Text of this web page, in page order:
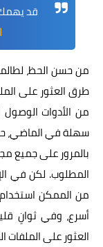
قد
من حسن الحظ،
طرق العثور على
من الأدوات
سهلة في الماضي،
بالمرور على جميع
المطلوب. لكن في
من الممكن
أسرع، وفي ثوانِ
العثور على